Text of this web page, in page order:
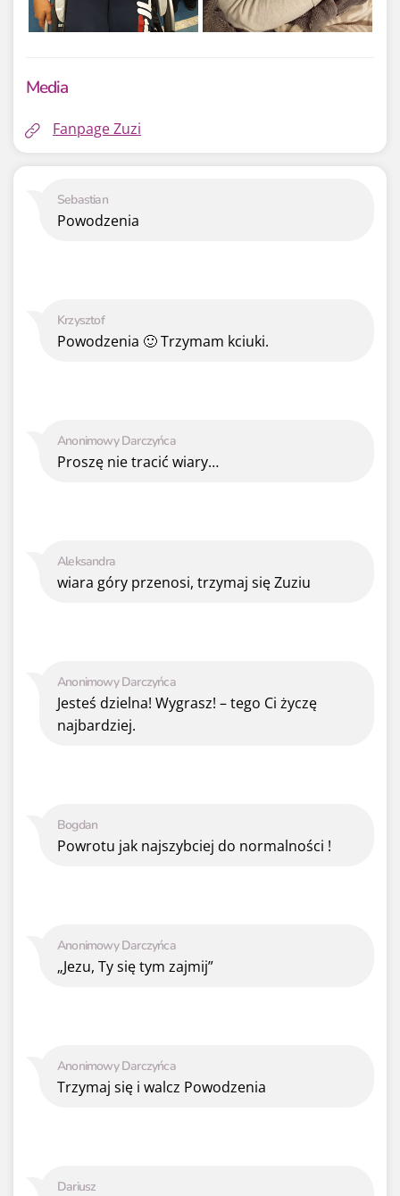
Media
Fanpage Zuzi
Dariusz
Anonimowy Darczyńca
Trzymaj się i walcz Powodzenia
Anonimowy Darczyńca
„Jezu, Ty się tym zajmij”
Bogdan
Powrotu jak najszybciej do normalności !
Anonimowy Darczyńca
Jesteś dzielna! Wygrasz! – tego Ci życzę
najbardziej.
Aleksandra
wiara góry przenosi, trzymaj się Zuziu
Anonimowy Darczyńca
Proszę nie tracić wiary…
Krzysztof
Powodzenia 🙂 Trzymam kciuki.
Sebastian
Powodzenia